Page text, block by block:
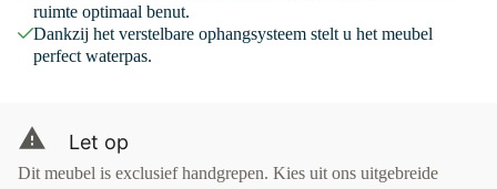
ruimte optimaal benut.
Dankzij het verstelbare ophangsysteem stelt u het meubel
perfect waterpas.
Let op
Dit meubel is exclusief handgrepen. Kies uit ons uitgebreide